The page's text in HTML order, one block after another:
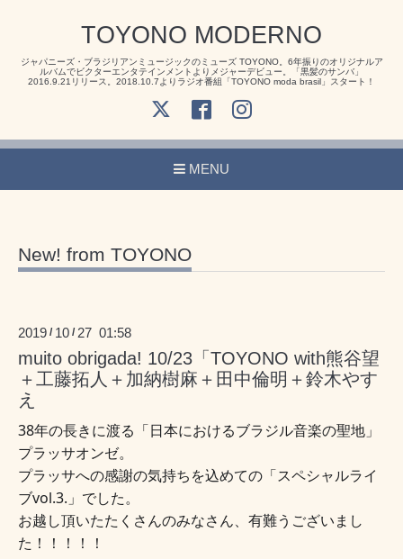
TOYONO MODERNO
ジャパニーズ・ブラジリアンミュージックのミューズ TOYONO。6年振りのオリジナルア
ルバムでビクターエンタテインメントよりメジャーデビュー。「黒髪のサンバ」
2016.9.21リリース。2018.10.7よりラジオ番組「TOYONO moda brasil」スタート！
MENU
New! from TOYONO
2019 / 10 / 27 01:58
muito obrigada! 10/23「TOYONO with熊谷望
＋工藤拓人＋加納樹麻＋田中倫明＋鈴木やす
え
38年の長きに渡る「日本におけるブラジル音楽の聖地」
プラッサオンゼ。
プラッサへの感謝の気持ちを込めての「スペシャルライ
ブvol.3.」でした。
お越し頂いたたくさんのみなさん、有難うございまし
た！！！！！